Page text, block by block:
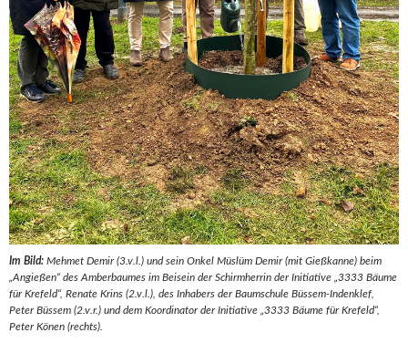
Im Bild: Mehmet Demir (3.v.l.) und sein Onkel Müslüm Demir (mit Gießkanne) beim
„Angießen“ des Amberbaumes im Beisein der Schirmherrin der Initiative „3333 Bäume
für Krefeld“, Renate Krins (2.v.l.), des Inhabers der Baumschule Büssem-Indenklef,
Peter Büssem (2.v.r.) und dem Koordinator der Initiative „3333 Bäume für Krefeld“,
Peter Könen (rechts).